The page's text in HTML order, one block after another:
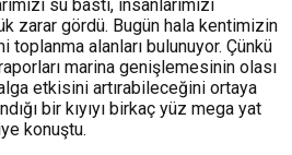
su bastı, insanlarımızı
zarar gördü. Bugün hala kentimizin
toplanma alanları bulunuyor. Çünkü
marina genişlemesinin olası
etkisini artırabileceğini ortaya
bir kıyıyı birkaç yüz mega yat
konuştu.